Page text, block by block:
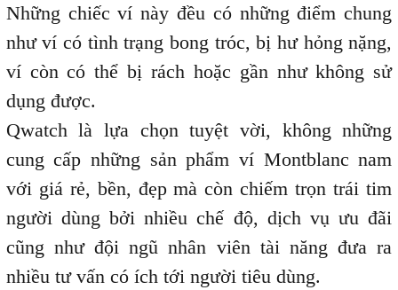
Những chiếc ví này đều có những điểm chung
như ví có tình trạng bong tróc, bị hư hỏng nặng,
ví còn có thể bị rách hoặc gần như không sử
dụng được.
Qwatch là lựa chọn tuyệt vời, không những
cung cấp những sản phẩm ví Montblanc nam
với giá rẻ, bền, đẹp mà còn chiếm trọn trái tim
người dùng bởi nhiều chế độ, dịch vụ ưu đãi
cũng như đội ngũ nhân viên tài năng đưa ra
nhiều tư vấn có ích tới người tiêu dùng.